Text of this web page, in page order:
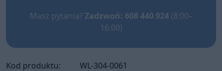
Masz pytania? Zadzwoń: 608 440 924(8:00–
16:00)
Kod produktu:
WL-304-0061